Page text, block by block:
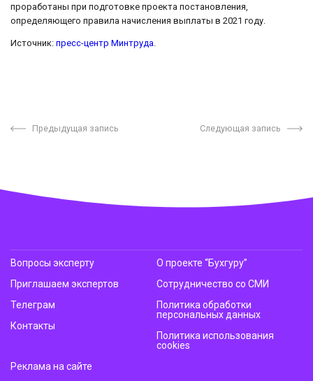
проработаны при подготовке проекта постановления,
определяющего правила начисления выплаты в 2021 году.
Источник: пресс-центр Минтруда.
Предыдущая запись Следующая запись
Вопросы эксперту
Приглашаем экспертов
Телеграм
Контакты
О проекте “Бухгуру”
Сотрудничество со СМИ
Политика обработки
персональных данных
Политика использования
cookies
Реклама на сайте